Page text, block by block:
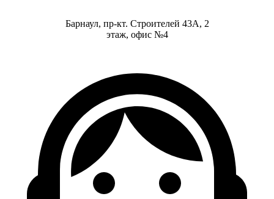
Барнаул, пр-кт. Строителей 43А, 2
этаж, офис №4